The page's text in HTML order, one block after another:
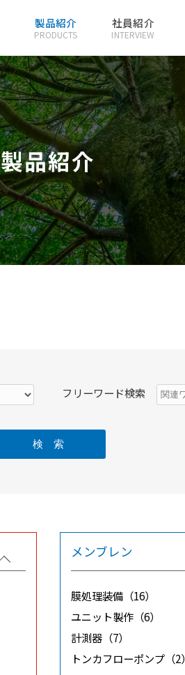
製品紹介
PRODUCTS
社員紹介
INTERVIEW
製品紹介
フリーワード検索
メンブレン
膜処理装備（16）
ユニット製作（6）
計測器（7）
トンカフローポンプ（2）